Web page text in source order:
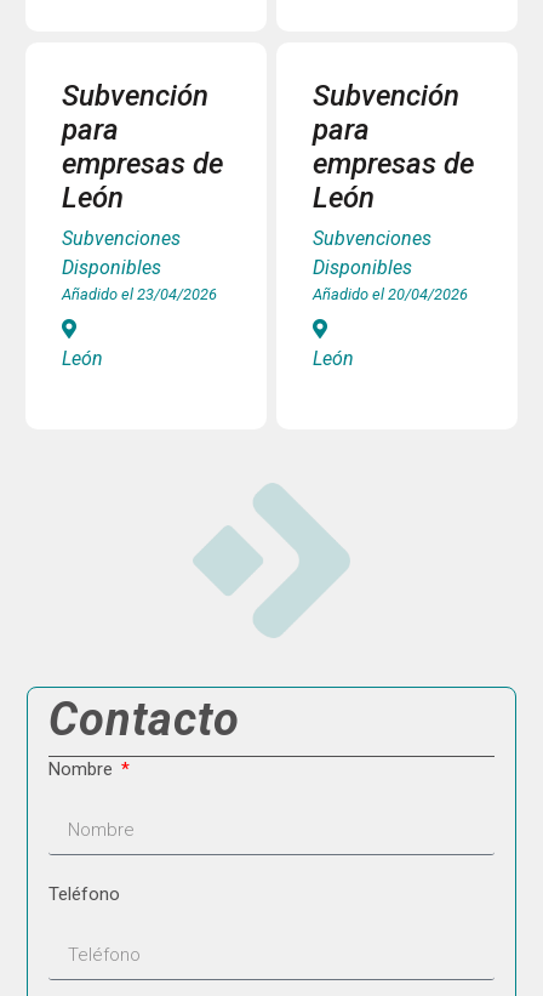
Subvención
para
empresas de
León
Subvenciones
Disponibles
Añadido el 23/04/2026
León
Subvención
para
empresas de
León
Subvenciones
Disponibles
Añadido el 20/04/2026
León
Contacto
Nombre
Teléfono